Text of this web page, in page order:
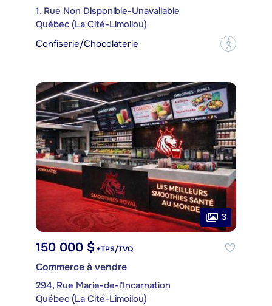
1, Rue Non Disponible-Unavailable
Québec (La Cité-Limoilou)
Confiserie/Chocolaterie
?
3
150 000 $ +TPS/TVQ
Commerce à vendre
294, Rue Marie-de-l'Incarnation
Québec (La Cité-Limoilou)